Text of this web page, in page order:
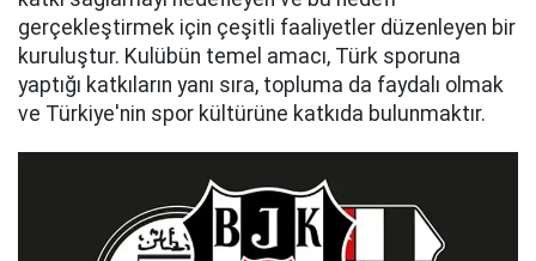
gerçekleştirmek için çeşitli faaliyetler düzenleyen bir
kuruluştur. Kulübün temel amacı, Türk sporuna
yaptığı katkıların yanı sıra, topluma da faydalı olmak
ve Türkiye'nin spor kültürüne katkıda bulunmaktır.